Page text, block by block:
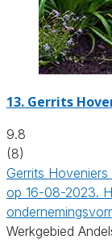
13. Gerrits
9.8
(8)
Gerrits
op 16-08-2023.
Werkgebied